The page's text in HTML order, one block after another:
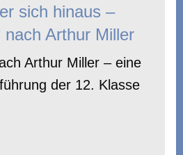
sich hinaus –
nach Arthur Miller
Arthur Miller – eine
der 12. Klasse